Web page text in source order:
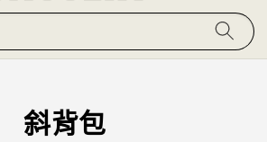
斜背包